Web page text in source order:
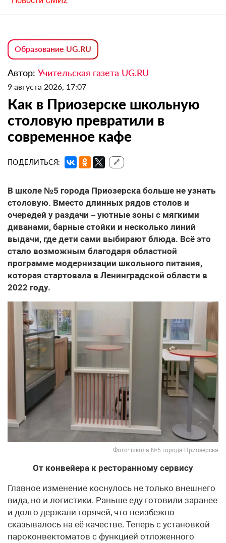
Образование UG.RU
Автор: Учительская газета UG.RU
9 августа 2026, 17:07
Как в Приозерске школьную
столовую превратили в
современное кафе
ПОДЕЛИТЬСЯ: 🔗
В школе №5 города Приозерска больше не узнать
столовую. Вместо длинных рядов столов и
очередей у раздачи – уютные зоны с мягкими
диванами, барные стойки и несколько линий
выдачи, где дети сами выбирают блюда. Всё это
стало возможным благодаря областной
программе модернизации школьного питания,
которая стартовала в Ленинградской области в
2022 году.
Фото: школа №5 города Приозерска
От конвейера к ресторанному сервису
Главное изменение коснулось не только внешнего
вида, но и логистики. Раньше еду готовили заранее
и долго держали горячей, что неизбежно
сказывалось на её качестве. Теперь с установкой
пароконвектоматов с функцией отложенного